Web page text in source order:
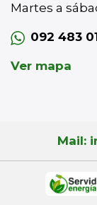
Martes a
092 483
Ver mapa
Mail: